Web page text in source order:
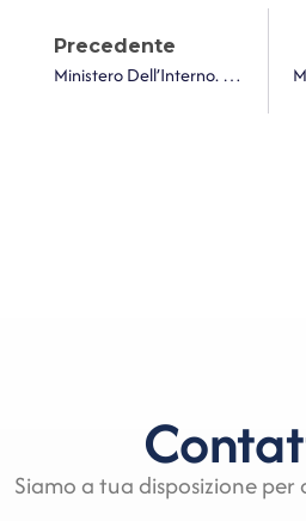
Precedente
Ministero Dell’Interno. Pagamento Addizionale Comunale Sui Diritti D’imbarco Dei Passeggeri Sugli Aeromobili Anno 2024
Siamo a tua disposizione